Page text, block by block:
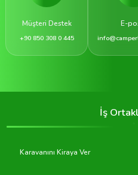
Müşteri Destek
+90 850 308 0 445
E-
İş
Karavanını Kiraya Ver